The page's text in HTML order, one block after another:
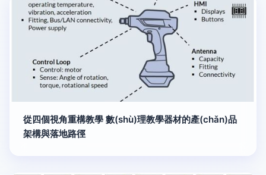
從四個視角重構教學 數(shù)理教學器材的產(chǎn)品
架構與落地路徑